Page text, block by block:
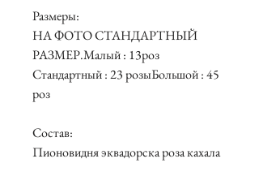
Размеры:
НА ФОТО СТАНДАРТНЫЙ
РАЗМЕР.Малый : 13роз
Стандартный : 23 розыБольшой : 45
роз
Состав:
Пионовидня эквадорска роза кахала